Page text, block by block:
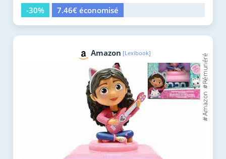
-30%
7.46€ économisé
Amazon [Lexibook]